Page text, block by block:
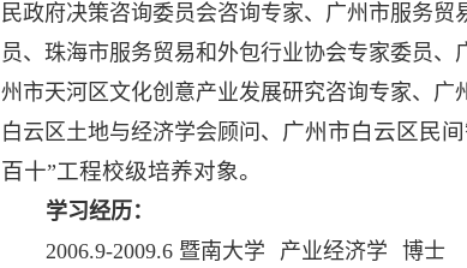
民政府决策咨询委员会咨询专家、广州市服务
员、珠海市服务贸易和外包行业协会专家委员
州市天河区文化创意产业发展研究咨询专家、
白云区土地与经济学会顾问、 广州市白云区民间
百十”工程校级培养对象。
学习经历：
2006.9-2009.6 暨南大学 产业经济学
博士